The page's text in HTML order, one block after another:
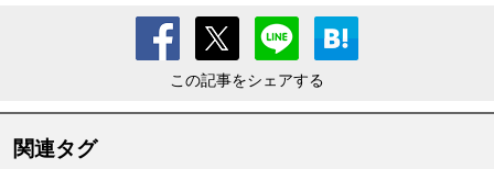
この記事をシェアする
関連タグ